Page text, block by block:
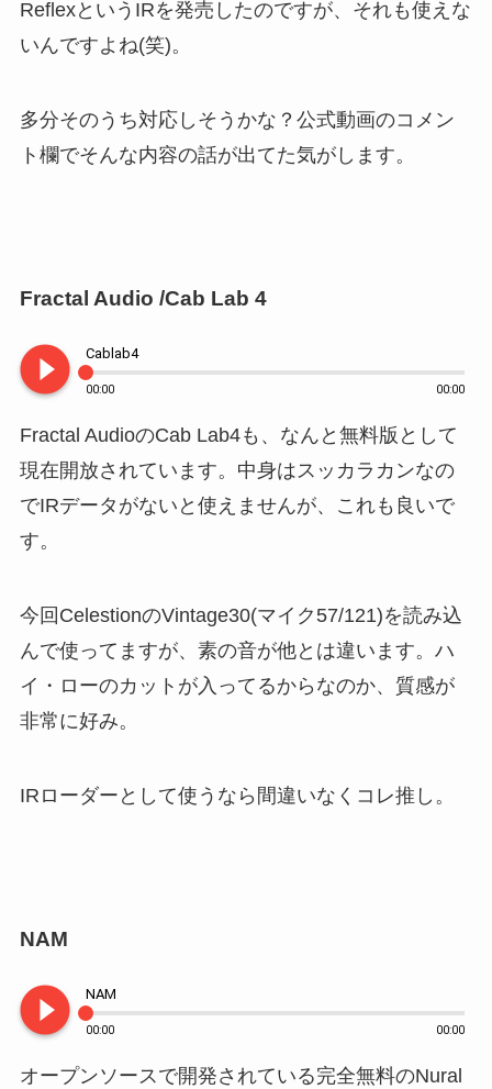
ReflexというIRを発売したのですが、それも使えな
いんですよね(笑)。
多分そのうち対応しそうかな？公式動画のコメン
ト欄でそんな内容の話が出てた気がします。
Fractal Audio /Cab Lab 4
play_circle_filled Cablab4
00:00 00:00
Fractal AudioのCab Lab4も、なんと無料版として
現在開放されています。中身はスッカラカンなの
でIRデータがないと使えませんが、これも良いで
す。
今回CelestionのVintage30(マイク57/121)を読み込
んで使ってますが、素の音が他とは違います。ハ
イ・ローのカットが入ってるからなのか、質感が
非常に好み。
IRローダーとして使うなら間違いなくコレ推し。
NAM
play_circle_filled NAM
00:00 00:00
オープンソースで開発されている完全無料のNural